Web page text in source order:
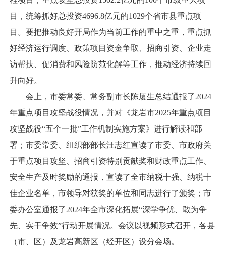
目，统筹抓好总投资4696.8亿元的1029个省市县重点项
目。要把推动良好开局作为当前工作的重中之重，重点抓
好经济运行调度、政策项目资金争取、招商引资、企业走
访帮扶、促消费和风险防范化解等工作，推动经济持续回
升向好。
会上，市委常委、常务副市长陈厦生总结通报了2024
年重点项目攻坚战役情况，并对《龙岩市2025年重点项目
攻坚战役“五个一批”工作机制实施方案》进行解读和部
署；市委常委、组织部部长汪志红宣读了市委、市政府关
于重点项目攻坚、招商引资特别贡献奖和财政重点工作、
安全生产及时奖励的通报，宣读了全市纳税十强、纳税十
佳企业名单，市领导对获奖的单位和同志进行了颁奖；市
委办公室通报了2024年全市深化拓展“深学争优、敢为争
先、实干争效”行动开展情况。会议以视频形式召开，各县
（市、区）及龙岩高新区（经开区）设分会场。